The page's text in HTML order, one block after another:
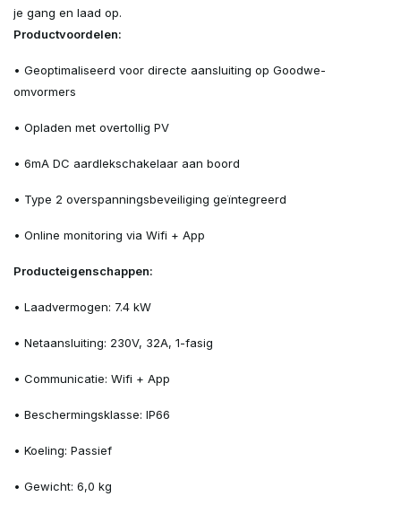
je gang en laad op.
Productvoordelen:
• Geoptimaliseerd voor directe aansluiting op Goodwe-
omvormers
• Opladen met overtollig PV
• 6mA DC aardlekschakelaar aan boord
• Type 2 overspanningsbeveiliging geïntegreerd
• Online monitoring via Wifi + App
Producteigenschappen:
• Laadvermogen: 7.4 kW
• Netaansluiting: 230V, 32A, 1-fasig
• Communicatie: Wifi + App
• Beschermingsklasse: IP66
• Koeling: Passief
• Gewicht: 6,0 kg